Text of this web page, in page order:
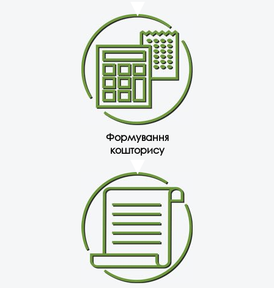
Формування
кошторису